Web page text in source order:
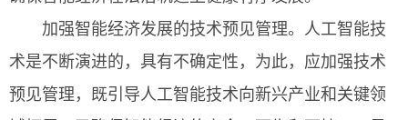
加强智能经济发展的技术预见管理。人工智能技
术是不断演进的，具有不确定性，为此，应加强技术
预见管理，既引导人工智能技术向新兴产业和关键领